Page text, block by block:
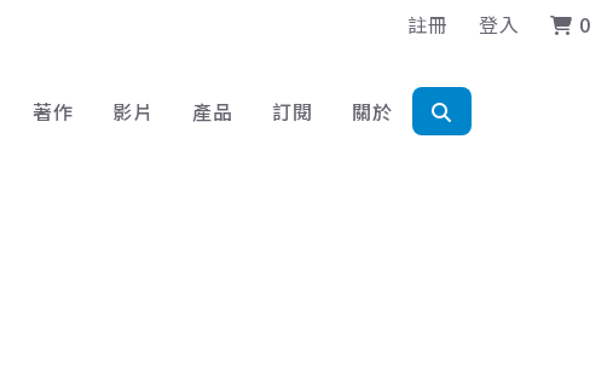
註冊 登入 0
著作 影片 產品 訂閱 關於